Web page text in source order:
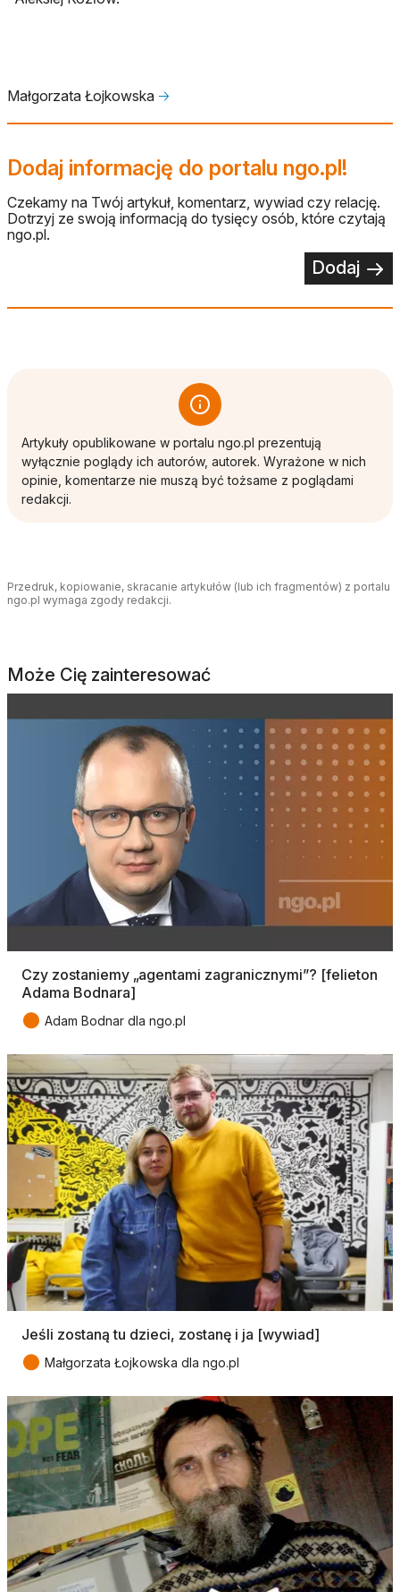
Małgorzata Łojkowska 🡢
Dodaj informację do portalu ngo.pl!
Czekamy na Twój artykuł, komentarz, wywiad czy relację.
Dotrzyj ze swoją informacją do tysięcy osób, które czytają
ngo.pl.
Dodaj
Artykuły opublikowane w portalu ngo.pl prezentują
wyłącznie poglądy ich autorów, autorek. Wyrażone w nich
opinie, komentarze nie muszą być tożsame z poglądami
redakcji.
Przedruk, kopiowanie, skracanie artykułów (lub ich fragmentów) z portalu
ngo.pl wymaga zgody redakcji.
Może Cię zainteresować
Czy zostaniemy „agentami zagranicznymi”? [felieton
Adama Bodnara]
● Adam Bodnar dla ngo.pl
Jeśli zostaną tu dzieci, zostanę i ja [wywiad]
● Małgorzata Łojkowska dla ngo.pl